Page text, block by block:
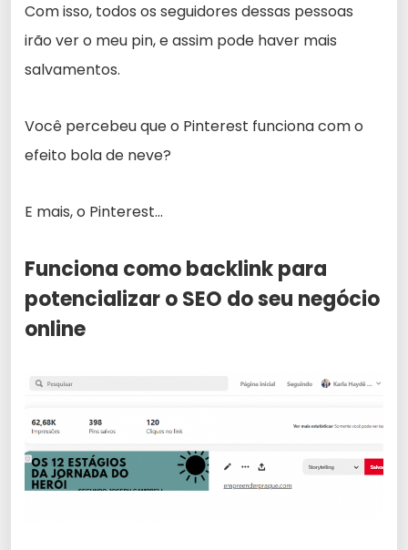
Com isso, todos os seguidores dessas pessoas
irão ver o meu pin, e assim pode haver mais
salvamentos.
Você percebeu que o Pinterest funciona com o
efeito bola de neve?
E mais, o Pinterest…
Funciona como backlink para
potencializar o SEO do seu negócio
online